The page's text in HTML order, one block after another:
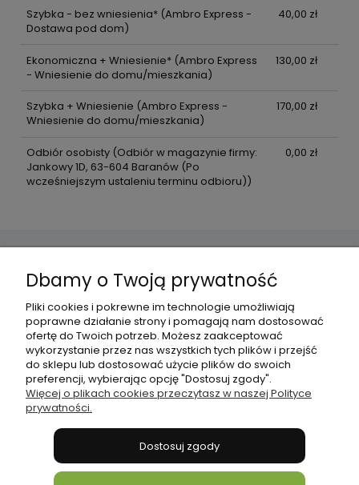
Szybka - bez wniesienia*(Ambro Express -
Dostawa pod dom)
40,00 zł
Ekonomiczna + Wniesienie*(Ambro Express
- Wniesienie do domu/mieszkania)
130,00 zł
Szybka + Wniesienie (Ambro Express -
Wniesienie do domu/mieszkania)
170,00 zł
Odbiór osobisty(Odbiór w magazynie firmy:
Jankowy 1D, 63-604 Baranów (Po
wcześniejszym ustaleniu terminu odbioru))
0,00 zł
Pomoc
Płatności i dostawa
Informacje
bonni
Dbamy o Twoją prywatność
Pliki cookies i pokrewne im technologie umożliwiają
poprawne działanie strony i pomagają nam dostosować
ofertę do Twoich potrzeb. Możesz zaakceptować
wykorzystanie przez nas wszystkich tych plików i przejść
do sklepu lub dostosować użycie plików do swoich
preferencji, wybierając opcję "Dostosuj zgody".
Więcej o plikach cookies przeczytasz w naszej Polityce
prywatności.
Dostosuj zgody